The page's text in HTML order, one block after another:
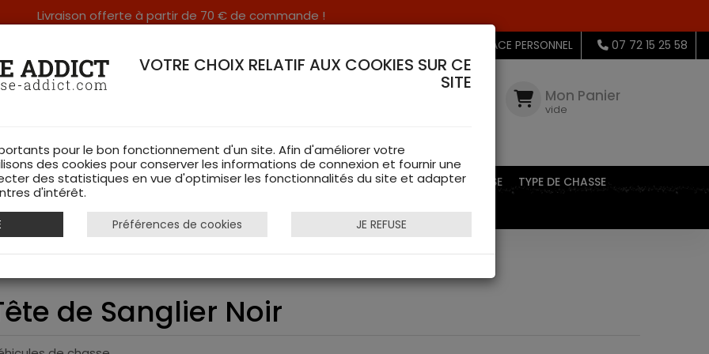
Livraison offerte à partir de 70 € de commande !
DANS LES VOSGES & SUR INTERNET MON ESPACE PERSONNEL 07 72 15 25 58
Mon Panier
vide
DE CHASSE RAYON FEMME CHAUSSURES ACCESSOIRES EQUIPEMENTS DE CHASSE
TYPE DE CHASSE
valve Tête de Sanglier Noir
de Sanglier Noir
VOTRE CHOIX RELATIF AUX COOKIES SUR CE
SITE
pour le bon fonctionnement d'un site. Afin d'améliorer votre
des cookies pour conserver les informations de connexion et fournir une
des statistiques en vue d'optimiser les fonctionnalités du site et adapter
d'intérêt.
Préférences de cookies JE REFUSE